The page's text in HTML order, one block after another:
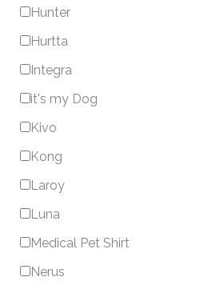
Hunter
Hurtta
Integra
it's my Dog
Kivo
Kong
Laroy
Luna
Medical Pet Shirt
Nerus